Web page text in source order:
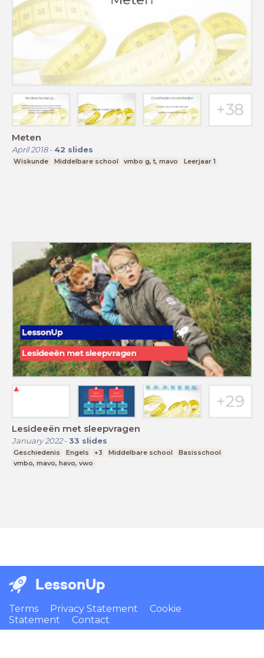
Meten
April 2018- 42 slides
Wiskunde Middelbare school vmbo g, t, mavo Leerjaar 1
Lesideeën met sleepvragen
January 2022- 33 slides
Geschiedenis Engels +3 Middelbare school
Basisschool
vmbo, mavo, havo, vwo
LessonUp
Terms Privacy Statement
Cookie
Statement
Contact